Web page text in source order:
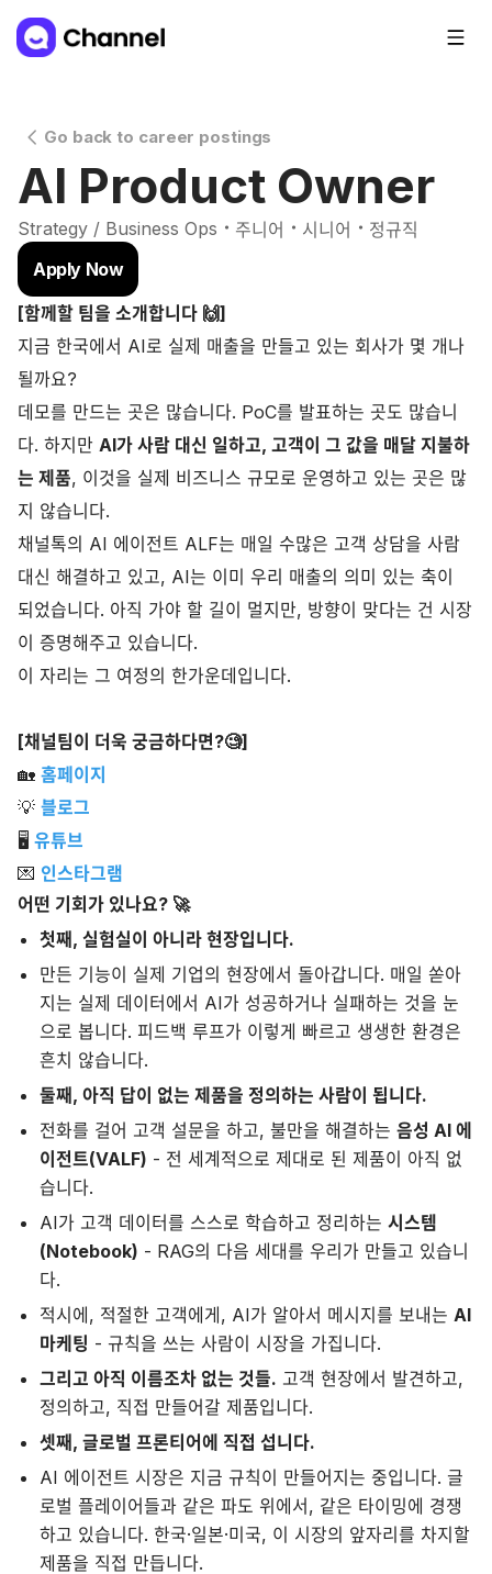
Go back to career postings
AI Product Owner
Strategy / Business Ops ・ 주니어 ・ 시니어 ・ 정규직
Apply Now
[함께할 팀을 소개합니다 🙌]
지금 한국에서 AI로 실제 매출을 만들고 있는 회사가 몇 개나
될까요?
데모를 만드는 곳은 많습니다. PoC를 발표하는 곳도 많습니
다. 하지만 AI가 사람 대신 일하고, 고객이 그 값을 매달 지불하
는 제품, 이것을 실제 비즈니스 규모로 운영하고 있는 곳은 많
지 않습니다.
채널톡의 AI 에이전트 ALF는 매일 수많은 고객 상담을 사람
대신 해결하고 있고, AI는 이미 우리 매출의 의미 있는 축이
되었습니다. 아직 가야 할 길이 멀지만, 방향이 맞다는 건 시장
이 증명해주고 있습니다.
이 자리는 그 여정의 한가운데입니다.
[채널팀이 더욱 궁금하다면?🧐]
🏡 홈페이지
💡 블로그
🖥 유튜브
💌 인스타그램
어떤 기회가 있나요? 🚀
첫째, 실험실이 아니라 현장입니다.
만든 기능이 실제 기업의 현장에서 돌아갑니다. 매일 쏟아
지는 실제 데이터에서 AI가 성공하거나 실패하는 것을 눈
으로 봅니다. 피드백 루프가 이렇게 빠르고 생생한 환경은
흔치 않습니다.
둘째, 아직 답이 없는 제품을 정의하는 사람이 됩니다.
전화를 걸어 고객 설문을 하고, 불만을 해결하는 음성 AI 에
이전트(VALF) - 전 세계적으로 제대로 된 제품이 아직 없
습니다.
AI가 고객 데이터를 스스로 학습하고 정리하는 시스템
(Notebook) - RAG의 다음 세대를 우리가 만들고 있습니
다.
적시에, 적절한 고객에게, AI가 알아서 메시지를 보내는 AI
마케팅 - 규칙을 쓰는 사람이 시장을 가집니다.
그리고 아직 이름조차 없는 것들. 고객 현장에서 발견하고,
정의하고, 직접 만들어갈 제품입니다.
셋째, 글로벌 프론티어에 직접 섭니다.
AI 에이전트 시장은 지금 규칙이 만들어지는 중입니다. 글
로벌 플레이어들과 같은 파도 위에서, 같은 타이밍에 경쟁
하고 있습니다. 한국·일본·미국, 이 시장의 앞자리를 차지할
제품을 직접 만듭니다.